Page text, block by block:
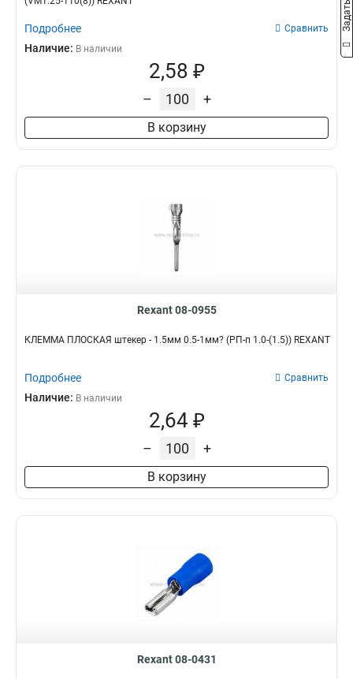
Подробнее Сравнить
Наличие: В наличии
2,58 ₽
– +
В корзину
Rexant 08-0955
КЛЕММА ПЛОСКАЯ штекер - 1.5мм 0.5-1мм? (РП-п 1.0-(1.5)) REXANT
Подробнее Сравнить
Наличие: В наличии
2,64 ₽
– +
В корзину
Rexant 08-0431